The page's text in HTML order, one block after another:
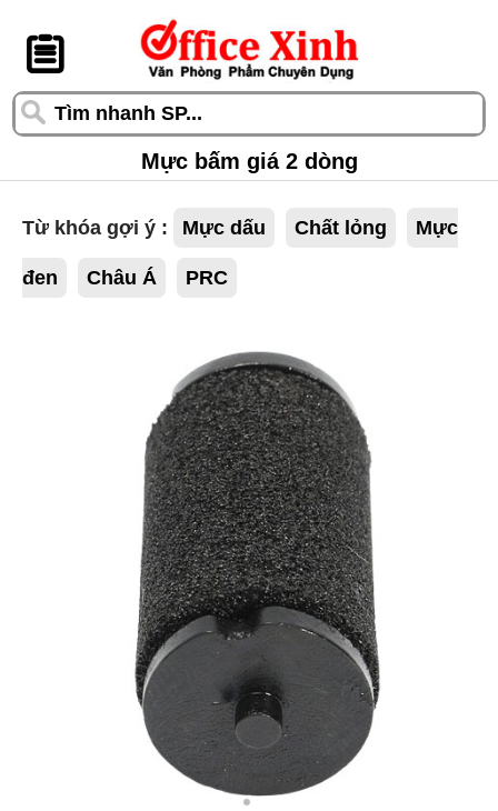
󰆎
Mực bấm giá 2 dòng
Từ khóa gợi ý : Mực dấu Chất lỏng Mực
đen Châu Á PRC